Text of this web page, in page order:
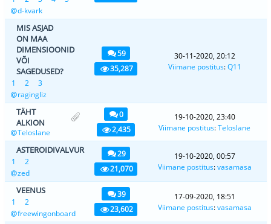
d-kvark
MIS ASJAD
ON MAA
DIMENSIOONID
VÕI
SAGEDUSED?
1 2
3
ragingliz
59
35,287
30-11-2020, 20:12
Viimane postitus:Q11
TÄHT
ALKION
Teloslane
0
2,435
19-10-2020, 23:40
Viimane postitus:Teloslane
ASTEROIDIVALVUR
1
2
zed
29
21,070
19-10-2020, 00:57
Viimane postitus:vasamasa
VEENUS
1
2
freewingonboard
39
23,602
17-09-2020, 18:51
Viimane postitus:vasamasa